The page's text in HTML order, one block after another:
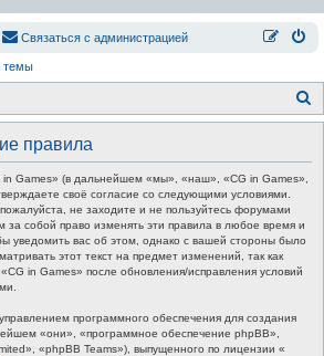
Связаться с администрацией
темы
о
правила
Games» (в дальнейшем «мы», «наш», «CG in Games»,
своё согласие со следующими условиями.
не заходите и не пользуйтесь форумами
за собой право изменять эти правила в любое время и
уведомить вас об этом, однако с вашей стороны было
этот текст на предмет изменений, так как
in Games» после обновления/исправления условий
программного обеспечения для создания
«они», «программное обеспечение phpBB»,
«phpBB Teams»), выпущенного по лицензии «